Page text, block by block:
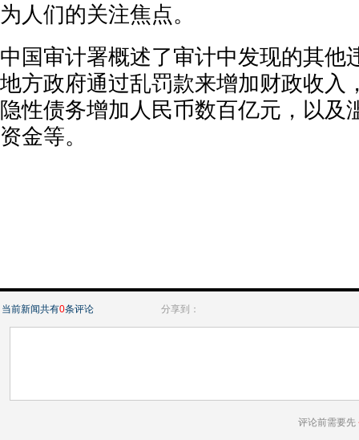
为人们的关注焦点。
中国审计署概述了审计中发现的其他
地方政府通过乱罚款来增加财政收入
隐性债务增加人民币数百亿元，以及
资金等。
当前新闻共有0条评论 分享到：
评论前需要先